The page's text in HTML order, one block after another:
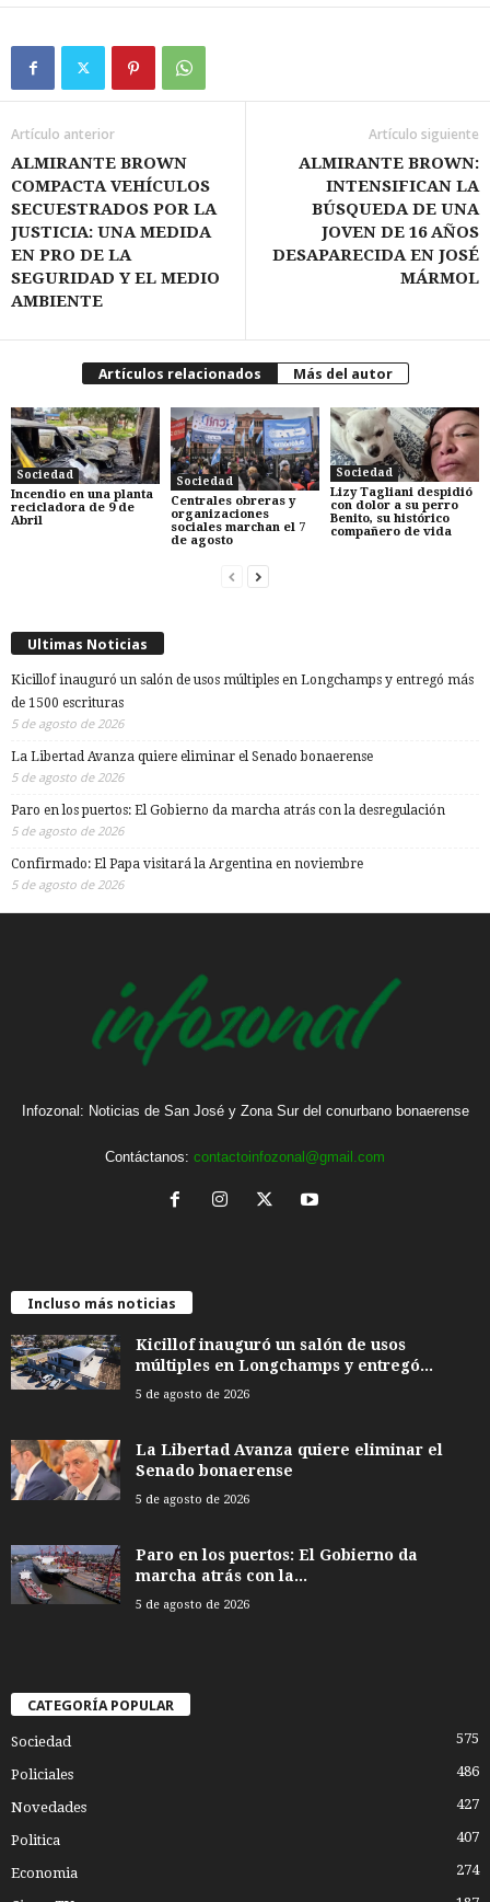
Artículo anterior
ALMIRANTE BROWN
COMPACTA VEHÍCULOS
SECUESTRADOS POR LA
JUSTICIA: UNA MEDIDA
EN PRO DE LA
SEGURIDAD Y EL MEDIO
AMBIENTE
Artículo siguiente
ALMIRANTE BROWN:
INTENSIFICAN LA
BÚSQUEDA DE UNA
JOVEN DE 16 AÑOS
DESAPARECIDA EN JOSÉ
MÁRMOL
Artículos relacionados Más del autor
Sociedad
Incendio en una planta
recicladora de 9 de
Abril
Sociedad
Centrales obreras y
organizaciones
sociales marchan el 7
de agosto
Sociedad
Lizy Tagliani despidió
con dolor a su perro
Benito, su histórico
compañero de vida
Ultimas Noticias
Kicillof inauguró un salón de usos múltiples en Longchamps y entregó más
de 1500 escrituras
5 de agosto de 2026
La Libertad Avanza quiere eliminar el Senado bonaerense
5 de agosto de 2026
Paro en los puertos: El Gobierno da marcha atrás con la desregulación
5 de agosto de 2026
Confirmado: El Papa visitará la Argentina en noviembre
5 de agosto de 2026
Infozonal: Noticias de San José y Zona Sur del conurbano bonaerense
Contáctanos: contactoinfozonal@gmail.com
Incluso más noticias
Kicillof inauguró un salón de usos
múltiples en Longchamps y entregó...
5 de agosto de 2026
La Libertad Avanza quiere eliminar el
Senado bonaerense
5 de agosto de 2026
Paro en los puertos: El Gobierno da
marcha atrás con la...
5 de agosto de 2026
CATEGORÍA POPULAR
Sociedad 575
Policiales 486
Novedades 427
Politica 407
Economia 274